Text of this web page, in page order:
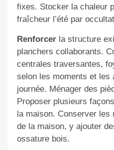
fixes. Stocker la chaleur
fraîcheur l’été par
Renforcerla structure
planchers collaborants.
centrales traversantes,
selon les moments et les
journée. Ménager des
Proposer plusieurs
la maison. Conserver les
de la maison, y ajouter
ossature bois.